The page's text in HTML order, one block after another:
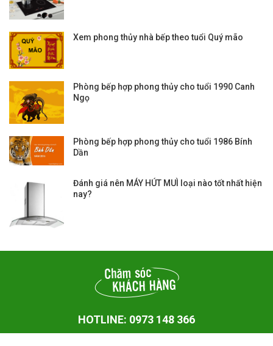
Xem phong thủy nhà bếp theo tuổi Quý mão
Phòng bếp hợp phong thủy cho tuổi 1990 Canh
Ngọ
Phòng bếp hợp phong thủy cho tuổi 1986 Bính
Dần
Đánh giá nên MÁY HÚT MUÌ loại nào tốt nhất hiện
nay?
HOTLINE: 0973 148 366